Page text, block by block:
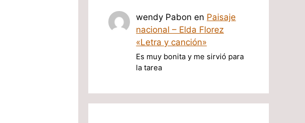
wendy Pabon en Paisaje
nacional – Elda Florez
«Letra y canción»
Es muy bonita y me sirvió para
la tarea